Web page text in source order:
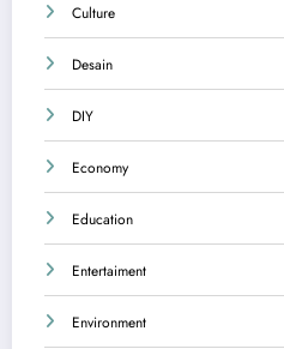
Culture
Desain
DIY
Economy
Education
Entertaiment
Environment